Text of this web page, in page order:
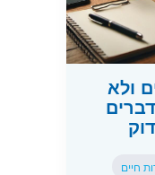
ולא
חוזרים אליכם? 7 דברים
חיים